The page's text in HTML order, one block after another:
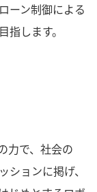
ーン制御による
します。
力で、社会の
ションに掲げ、